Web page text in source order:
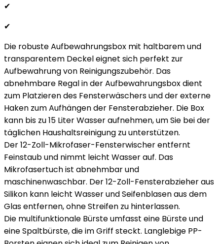
✔
✔
Die robuste Aufbewahrungsbox mit haltbarem und
transparentem Deckel eignet sich perfekt zur
Aufbewahrung von Reinigungszubehör. Das
abnehmbare Regal in der Aufbewahrungsbox dient
zum Platzieren des Fensterwäschers und der externe
Haken zum Aufhängen der Fensterabzieher. Die Box
kann bis zu 15 Liter Wasser aufnehmen, um Sie bei der
täglichen Haushaltsreinigung zu unterstützen.
Der 12-Zoll-Mikrofaser-Fensterwischer entfernt
Feinstaub und nimmt leicht Wasser auf. Das
Mikrofasertuch ist abnehmbar und
maschinenwaschbar. Der 12-Zoll-Fensterabzieher aus
Silikon kann leicht Wasser und Seifenblasen aus dem
Glas entfernen, ohne Streifen zu hinterlassen.
Die multifunktionale Bürste umfasst eine Bürste und
eine Spaltbürste, die im Griff steckt. Langlebige PP-